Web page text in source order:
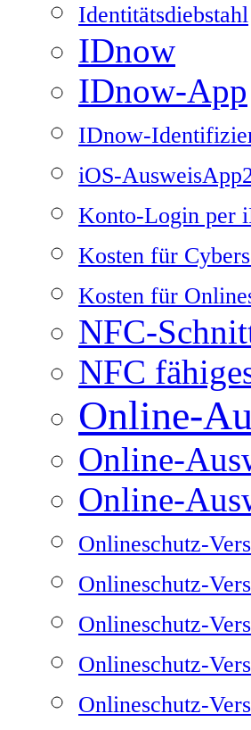
Identitätsdiebstahl
IDnow
IDnow-App
IDnow-
iOS-
Konto-Login per
Kosten für
Kosten für
NFC-
NFC
Online-
Online-
Online-
Onlineschutz-
Onlineschutz-
Onlineschutz-
Onlineschutz-
Onlineschutz-